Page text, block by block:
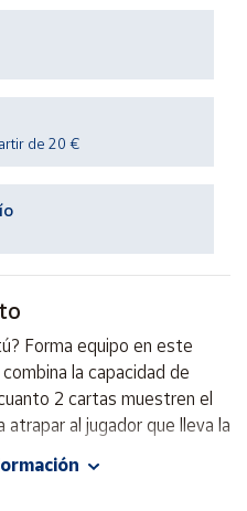
de 20 €
Forma equipo en este
la capacidad de
2 cartas muestren el
al jugador que lleva la